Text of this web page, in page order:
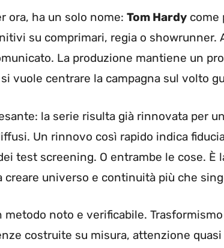
ora, ha un solo nome: Tom Hardy come
su comprimari, regia o showrunner.
La produzione mantiene un
vuole centrare la campagna sul volto
la serie risulta già rinnovata per
Un rinnovo così rapido indica
test screening. O entrambe le cose. È
creare universo e continuità più che
metodo noto e verificabile.
costruite su misura, attenzione